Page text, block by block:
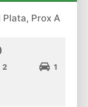
Prox A
2 1